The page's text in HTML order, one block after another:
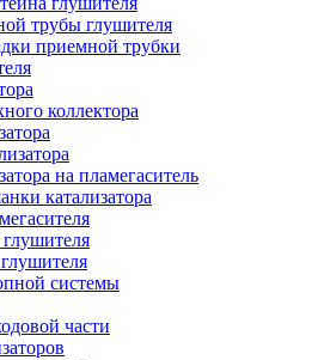
трубы глушителя
приемной трубки
коллектора
на пламегаситель
катализатора
системы
части